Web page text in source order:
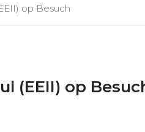
op Besuch
(EEII) op